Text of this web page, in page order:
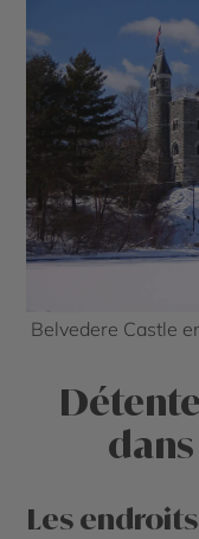
Belvedere Castle
Les